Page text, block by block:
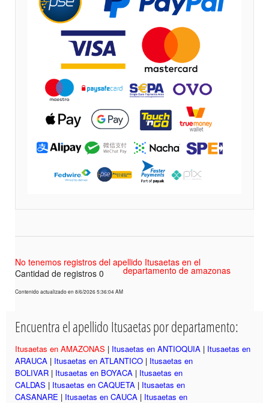
No tenemos registros del apellido Itusaetas en el
departamento de amazonas
Cantidad de registros 0
Contenido actualizado en 8/6/2026 5:36:04 AM
Encuentra el apellido Itusaetas por departamento:
Itusaetas en AMAZONAS | Itusaetas en ANTIOQUIA | Itusaetas en
ARAUCA | Itusaetas en ATLANTICO | Itusaetas en
BOLIVAR | Itusaetas en BOYACA | Itusaetas en
CALDAS | Itusaetas en CAQUETA | Itusaetas en
CASANARE | Itusaetas en CAUCA | Itusaetas en